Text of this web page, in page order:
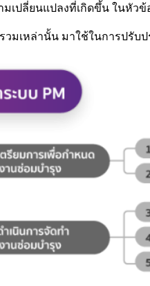
เปลี่ยนแปลงที่เกิดขึ้น ในหัวข้
วมเหล่านั้น มาใช้ในการปรับ